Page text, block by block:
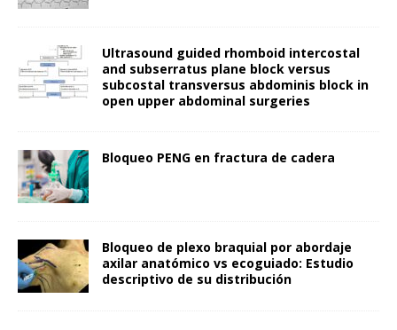
Ultrasound guided rhomboid intercostal
and subserratus plane block versus
subcostal transversus abdominis block in
open upper abdominal surgeries
Bloqueo PENG en fractura de cadera
Bloqueo de plexo braquial por abordaje
axilar anatómico vs ecoguiado: Estudio
descriptivo de su distribución